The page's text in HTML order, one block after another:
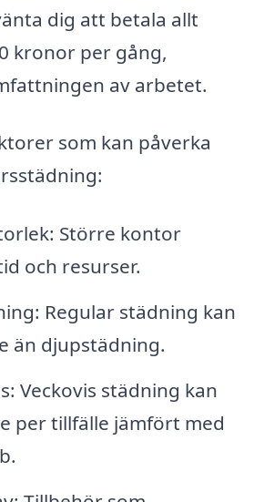
dig att betala allt
kronor per gång,
av arbetet.
som kan påverka
Större kontor
och resurser.
Regular städning kan
än djupstädning.
Veckovis städning kan
per tillfälle jämfört med